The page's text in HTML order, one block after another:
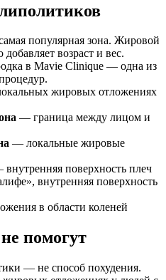
популярная зона. Жировой
возраст и вес.
в Mavie Clinique — одна из
жировых отложениях
— граница между лицом и
— локальные жировые
поверхность плеч
внутренняя поверхность
в области коленей
помогут
— не способ похудения.